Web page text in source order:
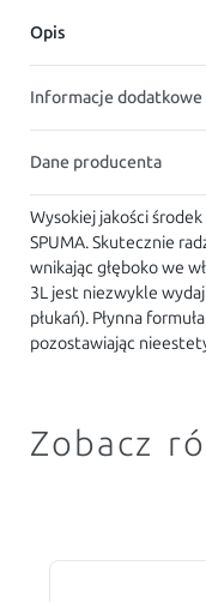
Opis
Informacje dodatkowe
Dane producenta
Wysokiej jakości
SPUMA. Skutecznie
wnikając głęboko we
3L jest niezwykle
płukań). Płynna
pozostawiając
Zobacz